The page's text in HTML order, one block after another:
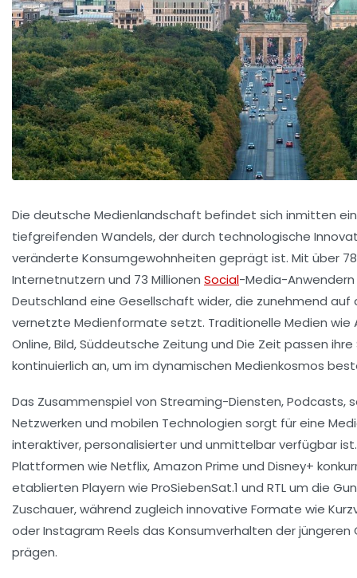
Die deutsche Medienlandschaft befindet sich inmitten
tiefgreifenden Wandels, der durch technologische
veränderte Konsumgewohnheiten geprägt ist. Mit über
Internetnutzern und 73 Millionen Social-Media-
Deutschland eine Gesellschaft wider, die zunehmend auf
vernetzte Medienformate setzt. Traditionelle Medien wie
Online, Bild, Süddeutsche Zeitung und Die Zeit passen
kontinuierlich an, um im dynamischen Medienkosmos
Das Zusammenspiel von Streaming-Diensten, Podcasts,
Netzwerken und mobilen Technologien sorgt für eine
interaktiver, personalisierter und unmittelbar verfügbar
Plattformen wie Netflix, Amazon Prime und Disney+
etablierten Playern wie ProSiebenSat.1 und RTL um die
Zuschauer, während zugleich innovative Formate wie
oder Instagram Reels das Konsumverhalten der jüngeren
prägen.